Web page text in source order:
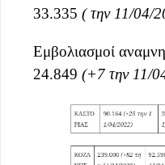
33.335 ( την 11/04/
Εμβολιασμοί
24.849 (+7 την 11/